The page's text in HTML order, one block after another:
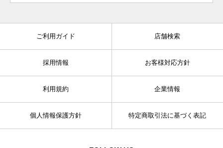
ご利用ガイド 店舗検索
採用情報 お客様対応方針
利用規約 企業情報
個人情報保護方針 特定商取引法に基づく表記